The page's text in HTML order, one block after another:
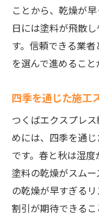
ことから、乾燥が
日には塗料が飛散
す。信頼できる業
を選んで進めること
四季を通じた施工
つくばエクスプレ
めには、四季を通
です。春と秋は湿度
塗料の乾燥がスム
の乾燥が早すぎる
割引が期待できる